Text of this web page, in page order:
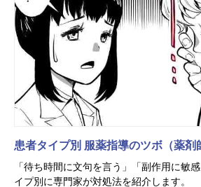
患者タイプ別 服薬指導のツボ（薬剤
「待ち時間に文句を言う」「副作用に敏
イプ別に専門家が対処法を紹介します。